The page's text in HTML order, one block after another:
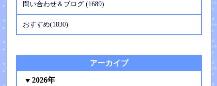
問い合わせ＆ブログ (1689)
おすすめ(1830)
アーカイブ
2026年